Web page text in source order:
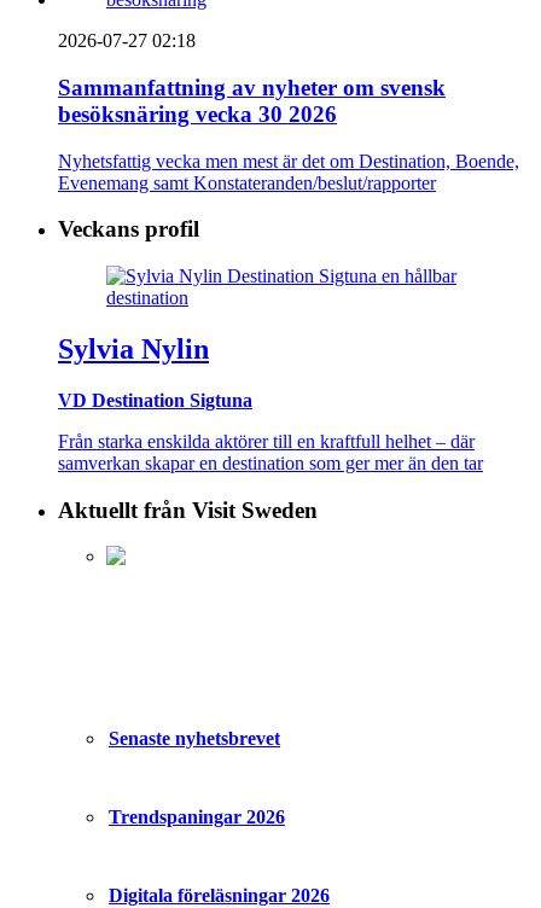
2026-07-27 02:18
Sammanfattning av nyheter om svensk
besöksnäring vecka 30 2026
Nyhetsfattig vecka men mest är det om Destination, Boende,
Evenemang samt Konstateranden/beslut/rapporter
Veckans profil
Sylvia Nylin
VD Destination Sigtuna
Från starka enskilda aktörer till en kraftfull helhet – där
samverkan skapar en destination som ger mer än den tar
Aktuellt från Visit Sweden
Senaste nyhetsbrevet
Trendspaningar 2026
Digitala föreläsningar 2026